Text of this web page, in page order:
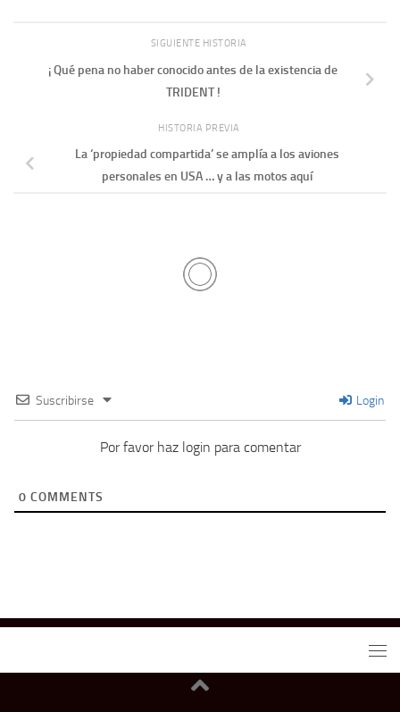
SIGUIENTE HISTORIA
¡ Qué pena no haber conocido antes de la existencia de
TRIDENT !
HISTORIA PREVIA
La ‘propiedad compartida’ se amplía a los aviones
personales en USA … y a las motos aquí
Suscribirse Login
Por favor haz login para comentar
0 COMMENTS